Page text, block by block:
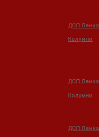
ДСП Ленка
Колумни
ДСП Ленка
Колумни
ДСП Ленка